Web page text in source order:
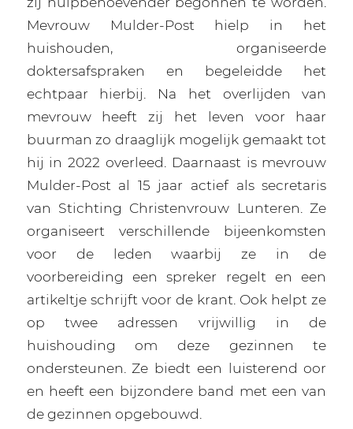
Mevrouw Mulder-Post hielp in het
huishouden, organiseerde
doktersafspraken en begeleidde het
echtpaar hierbij. Na het overlijden van
mevrouw heeft zij het leven voor haar
buurman zo draaglijk mogelijk gemaakt tot
hij in 2022 overleed. Daarnaast is mevrouw
Mulder-Post al 15 jaar actief als secretaris
van Stichting Christenvrouw Lunteren. Ze
organiseert verschillende bijeenkomsten
voor de leden waarbij ze in de
voorbereiding een spreker regelt en een
artikeltje schrijft voor de krant. Ook helpt ze
op twee adressen vrijwillig in de
huishouding om deze gezinnen te
ondersteunen. Ze biedt een luisterend oor
en heeft een bijzondere band met een van
de gezinnen opgebouwd.